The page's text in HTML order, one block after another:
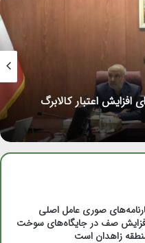
اعتبار کالابرگ
صوری عامل اصلی
صف در جایگاه‌های سوخت
زاهدان است